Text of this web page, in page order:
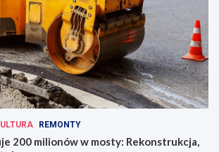
REMONTY
200 milionów w mosty: Rekonstrukcja,